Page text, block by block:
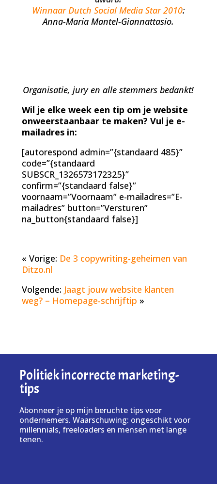
Winnaar Dutch Social Media Star 2010:
Anna-Maria Mantel-Giannattasio.
Organisatie, jury en alle stemmers bedankt!
Wil je elke week een tip om je website
onweerstaanbaar te maken? Vul je e-
mailadres in:
[autorespond admin=”{standaard 485}”
code=”{standaard
SUBSCR_1326573172325}”
confirm=”{standaard false}”
voornaam=”Voornaam” e-mailadres=”E-
mailadres” button=”Versturen”
na_button{standaard false}]
« Vorige: De 3 copywriting-geheimen van
Ditzo.nl
Volgende: Jaagt jouw website klanten
weg? – Homepage-schrijftip »
Politiek incorrecte marketing-
tips
Abonneer je op mijn beruchte tips voor
ondernemers. Waarschuwing: ongeschikt voor
millennials, freeloaders en mensen met lange
tenen.